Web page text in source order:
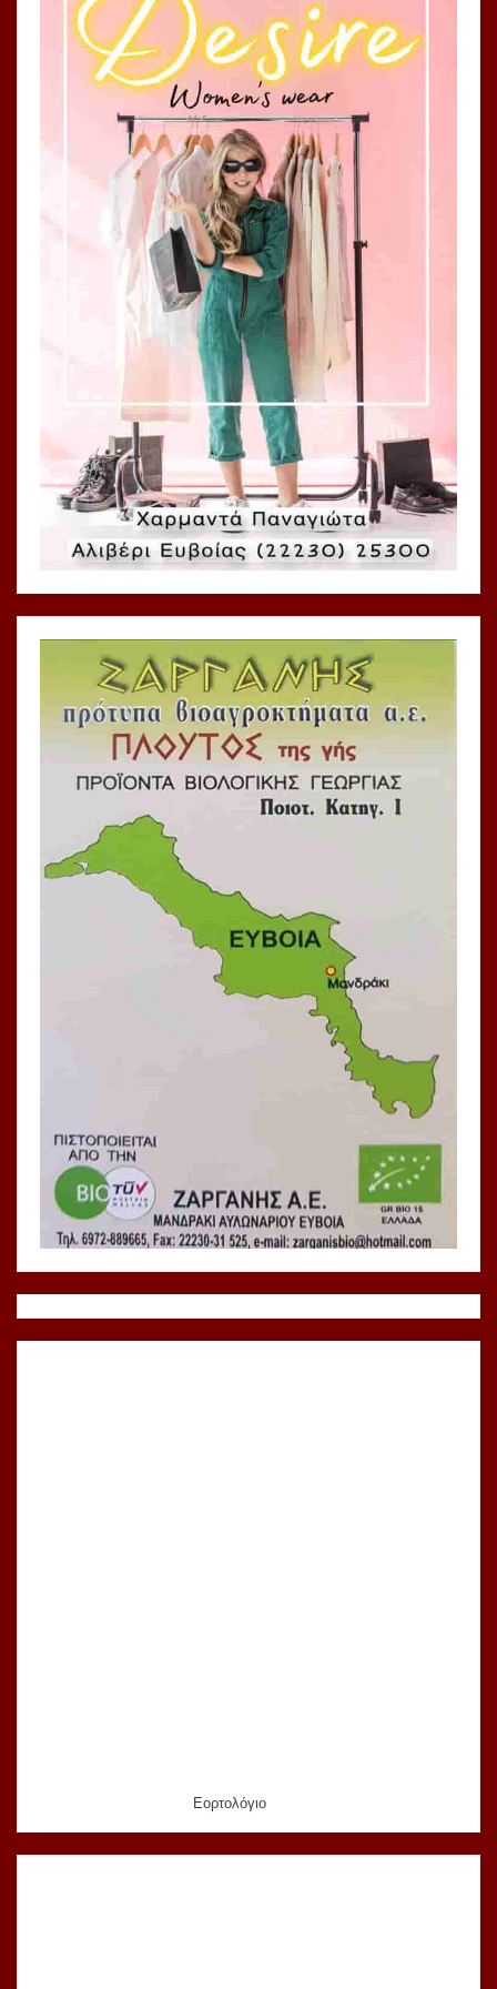
Εορτολόγιο